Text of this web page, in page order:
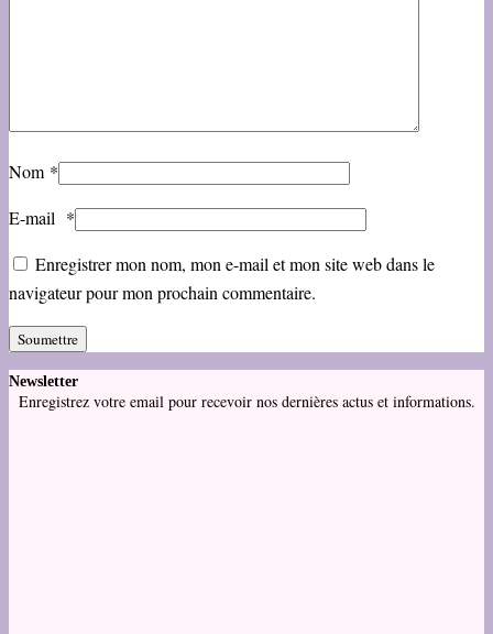
Nom *
E-mail *
Enregistrer mon nom, mon e-mail et mon site web dans le
navigateur pour mon prochain commentaire.
Newsletter
Enregistrez votre email pour recevoir nos dernières actus et informations.